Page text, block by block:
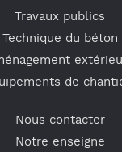
Travaux publics
Technique du béton
de
Nous contacter
Notre enseigne